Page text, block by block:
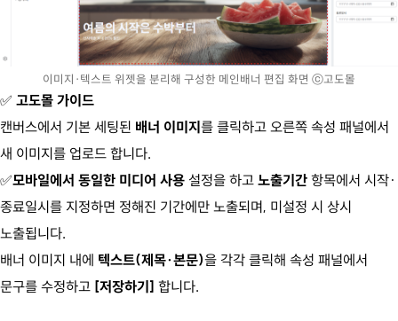
이미지·텍스트 위젯을 분리해 구성한 메인배너 편집 화면 ⓒ고도몰
✅ 고도몰 가이드
캔버스에서 기본 세팅된 배너 이미지 를 클릭하고 오른쪽 속성 패널에서
새 이미지를 업로드 합니다.
✅모바일에서 동일한 미디어 사용 설정을 하고 노출기간 항목에서 시작·
종료일시를 지정하면 정해진 기간에만 노출되며, 미설정 시 상시
노출됩니다.
배너 이미지 내에 텍스트(제목·본문)을 각각 클릭해 속성 패널에서
문구를 수정하고 [저장하기] 합니다.